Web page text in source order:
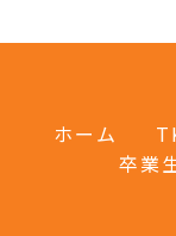
ホーム
卒業